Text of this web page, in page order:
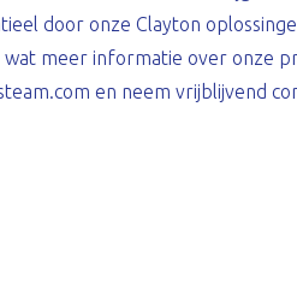
door onze Clayton
meer informatie over onze
en neem vrijblijvend